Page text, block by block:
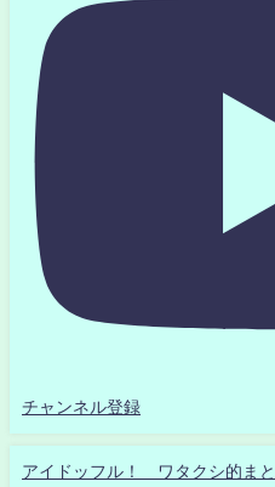
チャンネル登録
アイドッフル！ ワタクシ的ま